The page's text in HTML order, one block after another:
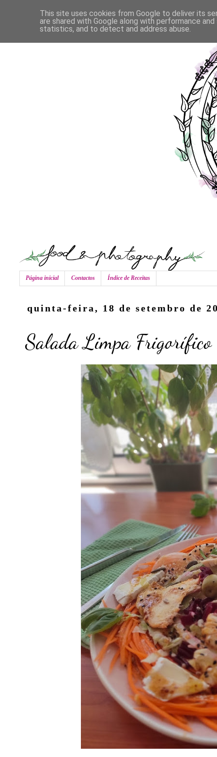
Página inicial Contactos Índice de Receitas
quinta-feira, 18 de setembro de
Salada Limpa Frigorífico
This site uses cookies from Google to deliver its
are shared with Google along with performance
statistics, and to detect and address abuse.